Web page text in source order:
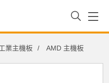
業主機板 AMD 主機板